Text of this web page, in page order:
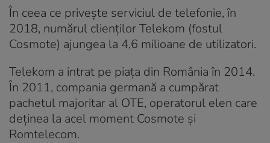
În ceea ce privește serviciul de telefonie, în
2018, numărul clienților Telekom (fostul
Cosmote) ajungea la 4,6 milioane de utilizatori.
Telekom a intrat pe piața din România în 2014.
În 2011, compania germană a cumpărat
pachetul majoritar al OTE, operatorul elen care
deținea la acel moment Cosmote și
Romtelecom.